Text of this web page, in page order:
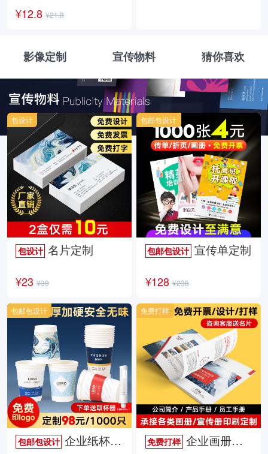
¥12.8 ¥21.8
影像定制 宣传物料 猜你喜欢
包设计 名片定制
¥23 ¥39
包设计
包邮包设计宣传单定制
¥128 ¥238
包邮包设计
包邮包设计 企业纸杯定制
包邮包设计
免费打样企业画册定制
免费打样